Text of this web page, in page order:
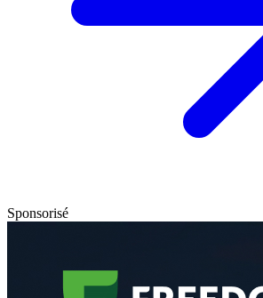
Sponsorisé